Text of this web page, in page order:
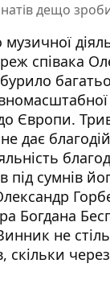
дещо
співака
Європи.
дає
під сумнів
Богдана
не
скільки